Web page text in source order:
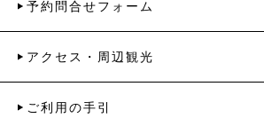
予約問合せフォーム
アクセス・周辺観光
ご利用の手引